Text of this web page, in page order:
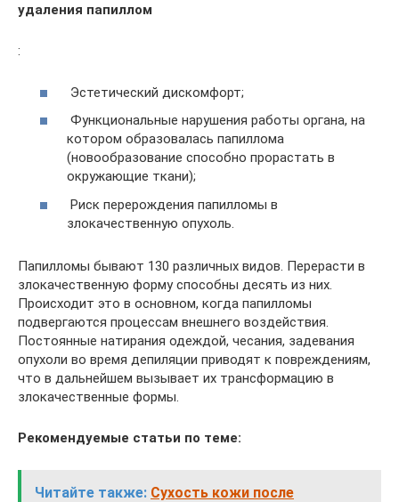
удаления папиллом
:
Эстетический дискомфорт;
Функциональные нарушения работы органа, на
котором образовалась папиллома
(новообразование способно прорастать в
окружающие ткани);
Риск перерождения папилломы в
злокачественную опухоль.
Папилломы бывают 130 различных видов. Перерасти в
злокачественную форму способны десять из них.
Происходит это в основном, когда папилломы
подвергаются процессам внешнего воздействия.
Постоянные натирания одеждой, чесания, задевания
опухоли во время депиляции приводят к повреждениям,
что в дальнейшем вызывает их трансформацию в
злокачественные формы.
Рекомендуемые статьи по теме:
Читайте также: Сухость кожи после